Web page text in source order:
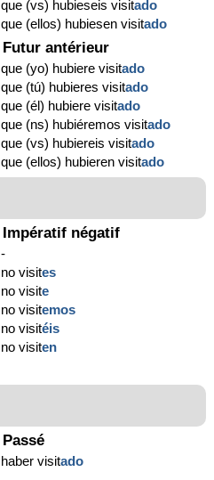
que (vs) hubieseis visitado
que (ellos) hubiesen visitado
Futur antérieur
que (yo) hubiere visitado
que (tú) hubieres visitado
que (él) hubiere visitado
que (ns) hubiéremos visitado
que (vs) hubiereis visitado
que (ellos) hubieren visitado
Impératif négatif
-
no visites
no visite
no visitemos
no visitéis
no visiten
Passé
haber visitado